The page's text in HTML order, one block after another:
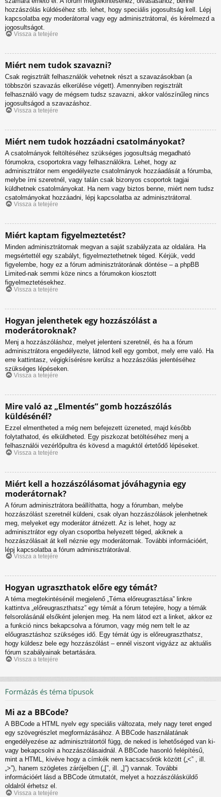
hozzászólás küldéséhez stb. lehet, hogy speciális jogosultság kell. Lépj
kapcsolatba egy moderátorral vagy egy adminisztrátorral, és kérelmezd a
jogosultságot.
Vissza a tetejére
Miért nem tudok szavazni?
Csak regisztrált felhasználók vehetnek részt a szavazásokban (a
többszöri szavazás elkerülése végett). Amennyiben regisztrált
felhasználó vagy de mégsem tudsz szavazni, akkor valószínűleg nincs
jogosultságod a szavazáshoz.
Vissza a tetejére
Miért nem tudok hozzáadni csatolmányokat?
A csatolmányok feltöltéséhez szükséges jogosultság megadható
fórumokra, csoportokra vagy felhasználókra. Lehet, hogy az
adminisztrátor nem engedélyezte csatolmányok hozzáadását a fórumba,
melybe írni szeretnél, vagy talán csak bizonyos csoportok tagjai
küldhetnek csatolmányokat. Ha nem vagy biztos benne, miért nem tudsz
csatolmányokat hozzáadni, lépj kapcsolatba az adminisztrátorral.
Vissza a tetejére
Miért kaptam figyelmeztetést?
Minden adminisztrátornak megvan a saját szabályzata az oldalára. Ha
megsértettél egy szabályt, figyelmeztethetnek téged. Kérjük, vedd
figyelembe, hogy ez a fórum adminisztrátorának döntése – a phpBB
Limited-nak semmi köze nincs a fórumokon kiosztott
figyelmeztetésekhez.
Vissza a tetejére
Hogyan jelenthetek egy hozzászólást a
moderátoroknak?
Menj a hozzászóláshoz, melyet jelenteni szeretnél, és ha a fórum
adminisztrátora engedélyezte, látnod kell egy gombot, mely erre való. Ha
erre kattintasz, végigkísérésre kerülsz a hozzászólás jelentéséhez
szükséges lépéseken.
Vissza a tetejére
Mire való az „Elmentés” gomb hozzászólás
küldésénél?
Ezzel elmentheted a még nem befejezett üzeneted, majd később
folytathatod, és elküldheted. Egy piszkozat betöltéséhez menj a
felhasználói vezérlőpultra és kövesd a maguktól értetődő lépéseket.
Vissza a tetejére
Miért kell a hozzászólásomat jóváhagynia egy
moderátornak?
A fórum adminisztrátora beállíthatta, hogy a fórumban, melybe
hozzászólást szeretnél küldeni, csak olyan hozzászólások jelenhetnek
meg, melyeket egy moderátor átnézett. Az is lehet, hogy az
adminisztrátor egy olyan csoportba helyezett téged, akiknek a
hozzászólásait át kell néznie egy moderátornak. További információért,
lépj kapcsolatba a fórum adminisztrátorával.
Vissza a tetejére
Hogyan ugraszthatok előre egy témát?
A téma megtekintésénél megjelenő „Téma előreugrasztása” linkre
kattintva „előreugraszthatsz” egy témát a fórum tetejére, hogy a témák
felsorolásánál elsőként jelenjen meg. Ha nem látod ezt a linket, akkor ez
a funkció nincs bekapcsolva a fórumon, vagy még nem telt le az
előugrasztáshoz szükséges idő. Egy témát úgy is előreugraszthatsz,
hogy küldesz bele egy hozzászólást – ennél viszont vigyázz az aktuális
fórum szabályainak betartására.
Vissza a tetejére
Formázás és téma típusok
Mi az a BBCode?
A BBCode a HTML nyelv egy speciális változata, mely nagy teret enged
egy szövegrészlet megformázásához. A BBCode használatának
engedélyezése az adminisztrátortól függ, de neked is lehetőséged van ki-
vagy bekapcsolni a hozzászólásaidnál. A BBCode hasonló felépítésű,
mint a HTML, kivéve hogy a címkék nem kacsacsőrök között („<” , ill.
„>”), hanem szögletes zárójelben („[”, ill. „]”) vannak. További
információért lásd a BBCode útmutatót, melyet a hozzászólásküldő
oldalról érhetsz el.
Vissza a tetejére